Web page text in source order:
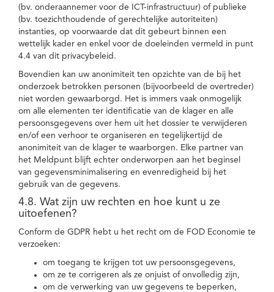
(bv. onderaannemer voor de ICT-infrastructuur) of publieke
(bv. toezichthoudende of gerechtelijke autoriteiten)
instanties, op voorwaarde dat dit gebeurt binnen een
wettelijk kader en enkel voor de doeleinden vermeld in punt
4.4 van dit privacybeleid.
Bovendien kan uw anonimiteit ten opzichte van de bij het
onderzoek betrokken personen (bijvoorbeeld de overtreder)
niet worden gewaarborgd. Het is immers vaak onmogelijk
om alle elementen ter identificatie van de klager en alle
persoonsgegevens over hem uit het dossier te verwijderen
en/of een verhoor te organiseren en tegelijkertijd de
anonimiteit van de klager te waarborgen. Elke partner van
het Meldpunt blijft echter onderworpen aan het beginsel
van gegevensminimalisering en evenredigheid bij het
gebruik van de gegevens.
4.8. Wat zijn uw rechten en hoe kunt u ze
uitoefenen?
Conform de GDPR hebt u het recht om de FOD Economie te
verzoeken:
om toegang te krijgen tot uw persoonsgegevens,
om ze te corrigeren als ze onjuist of onvolledig zijn,
om de verwerking van uw gegevens te beperken,